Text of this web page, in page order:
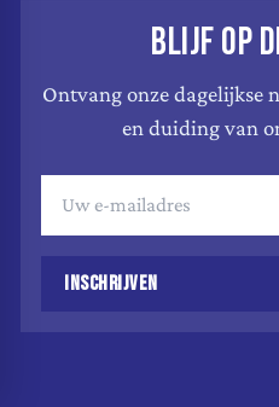
BLIJF OP
Ontvang onze dagelijkse
en duiding van
INSCHRIJVEN